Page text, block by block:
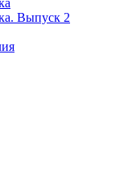
Выпуск 2